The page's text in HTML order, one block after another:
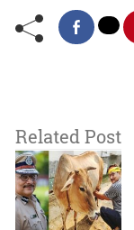
Related Post